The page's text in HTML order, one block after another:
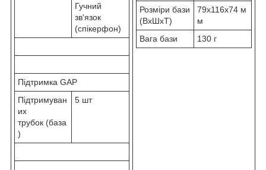
Гучний
зв'язок
(спікерфон)
Підтримка GAP
Підтримуван
их
трубок (база
)
5 шт
Розміри бази
(ВхШхТ)
79x116x74 м
м
Вага бази
130 г